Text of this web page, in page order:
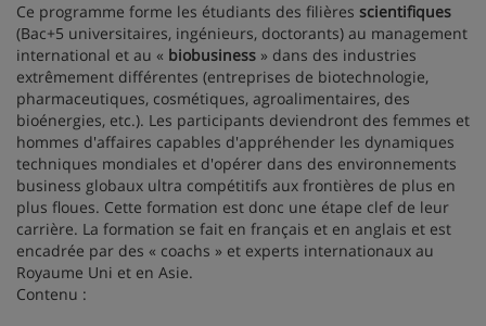
Ce programme forme les étudiants des filières scientifiques
(Bac+5 universitaires, ingénieurs, doctorants) au management
international et au « biobusiness » dans des industries
extrêmement différentes (entreprises de biotechnologie,
pharmaceutiques, cosmétiques, agroalimentaires, des
bioénergies, etc.). Les participants deviendront des femmes et
hommes d'affaires capables d'appréhender les dynamiques
techniques mondiales et d'opérer dans des environnements
business globaux ultra compétitifs aux frontières de plus en
plus floues. Cette formation est donc une étape clef de leur
carrière. La formation se fait en français et en anglais et est
encadrée par des « coachs » et experts internationaux au
Royaume Uni et en Asie.
Contenu :